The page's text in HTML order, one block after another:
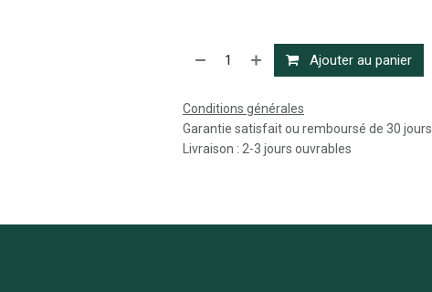
Ajouter au panier
Conditions générales
Garantie satisfait ou remboursé de 30 jours
Livraison : 2-3 jours ouvrables